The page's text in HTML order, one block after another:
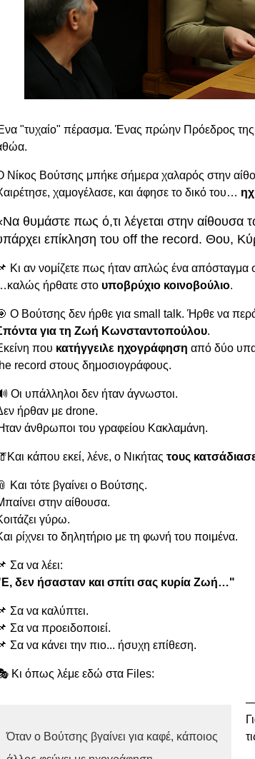
"τυχαίο" πέρασμα. Ένας πρώην Πρόεδρος της
Νίκος Βούτσης μπήκε σήμερα χαλαρός στην
χαμογέλασε, και άφησε το δικό του…
Να θυμάστε πως ό,τι λέγεται στην αίθουσα
επίκληση του off the record. Θου,
Κι αν νομίζετε πως ήταν απλώς ένα απόσταγμα
καλώς ήρθατε στο υποβρύχιο κοινοβούλιο.
Ο Βούτσης δεν ήρθε για small talk. Ήρθε να
για τη Ζωή Κωνσταντοπούλου.
που κατήγγειλε ηχογράφηση από δύο
record στους δημοσιογράφους.
Οι υπάλληλοι δεν ήταν άγνωστοι.
ήρθαν με drone.
άνθρωποι του γραφείου Κακλαμάνη.
Και κάπου εκεί, λένε, ο Νικήτας τους
Και τότε βγαίνει ο Βούτσης.
στην αίθουσα.
γύρω.
ρίχνει το δηλητήριο με τη φωνή του ποιμένα.
Σα να λέει:
Ε, δεν ήσασταν και σπίτι σας κυρία Ζωή…"
Σα να καλύπτει.
Σα να προειδοποιεί.
Σα να κάνει την πιο... ήσυχη επίθεση.
Κι όπως λέμε εδώ στα Files:
Όταν ο Βούτσης βγαίνει για καφέ, κάποιος